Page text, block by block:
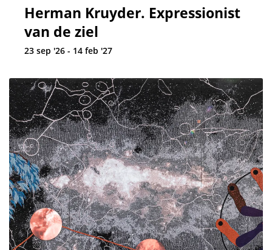
Herman Kruyder. Expressionist
van de ziel
23 sep '26 - 14 feb '27